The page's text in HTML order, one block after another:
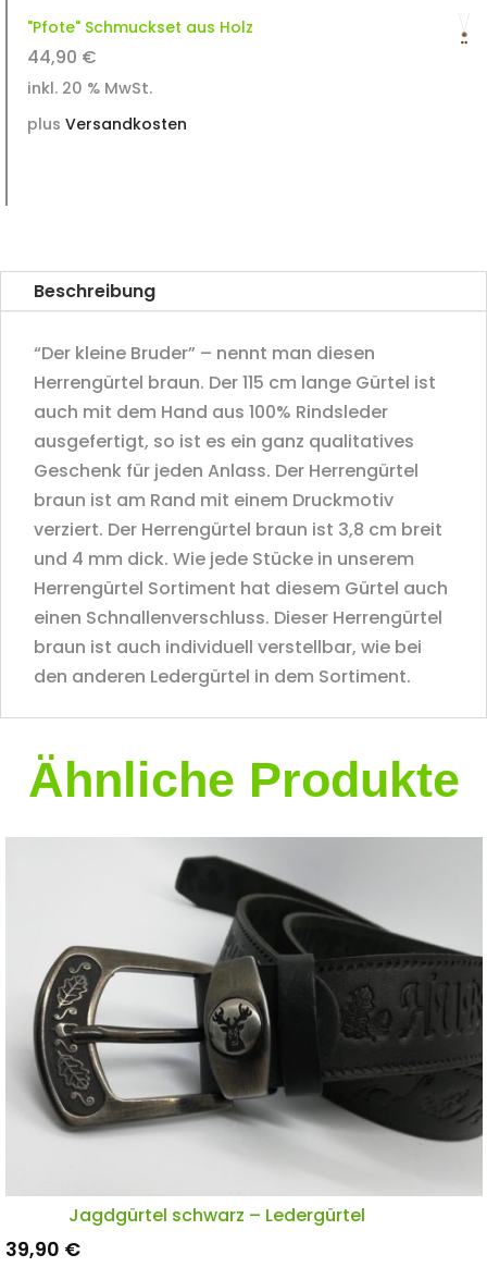
"Pfote" Schmuckset aus Holz
44,90 €
inkl. 20 % MwSt.
plus Versandkosten
Beschreibung
“Der kleine Bruder” – nennt man diesen
Herrengürtel braun. Der 115 cm lange Gürtel ist
auch mit dem Hand aus 100% Rindsleder
ausgefertigt, so ist es ein ganz qualitatives
Geschenk für jeden Anlass. Der Herrengürtel
braun ist am Rand mit einem Druckmotiv
verziert. Der Herrengürtel braun ist 3,8 cm breit
und 4 mm dick. Wie jede Stücke in unserem
Herrengürtel Sortiment hat diesem Gürtel auch
einen Schnallenverschluss. Dieser Herrengürtel
braun ist auch individuell verstellbar, wie bei
den anderen Ledergürtel in dem Sortiment.
Ähnliche Produkte
Jagdgürtel schwarz – Ledergürtel
39,90 €